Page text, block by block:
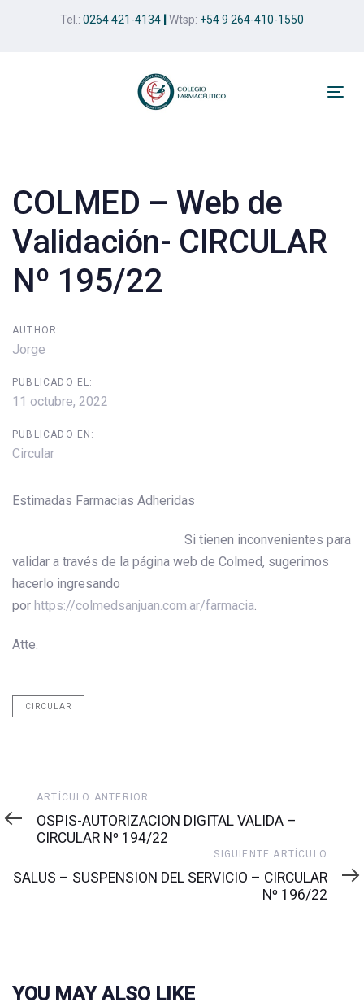
Tel.: 0264 421-4134 Wtsp: +54 9 264-410-1550
COLMED – Web de
Validación- CIRCULAR
Nº 195/22
AUTHOR:
Jorge
PUBLICADO EL:
11 octubre, 2022
PUBLICADO EN:
Circular
Estimadas Farmacias Adheridas
Si tienen inconvenientes para
validar a través de la página web de Colmed, sugerimos
hacerlo ingresando
por https://colmedsanjuan.com.ar/farmacia
Atte.
CIRCULAR
navigation
Artículo
anterior
ARTÍCULO ANTERIOR
OSPIS-AUTORIZACION DIGITAL VALIDA –
CIRCULAR Nº 194/22
artículo
SIGUIENTE ARTÍCULO
SALUS – SUSPENSION DEL SERVICIO – CIRCULAR
Nº 196/22
YOU MAY ALSO LIKE